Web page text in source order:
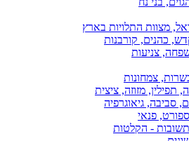
מצוות התלויות בארץ
כהנים, קורבנות
צניעות
צמחונות
תפילין, מזוזה, ציצית
סביבה, גיאוגרפיה
פנאי
- הקלטות